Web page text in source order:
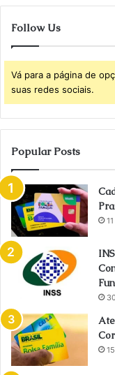
Follow Us
Vá para a página de
suas redes sociais.
Popular Posts